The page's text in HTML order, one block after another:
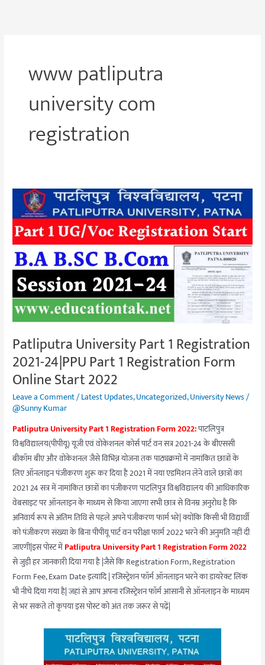
www patliputra
university com
registration
Patliputra University Part 1 Registration
2021-24|PPU Part 1 Registration Form
Online Start 2022
Leave a Comment/Latest Updates,Uncategorized,University News/
@Sunny Kumar
Patliputra University Part 1 Registration Form 2022:पाटलिपुत्र
विश्वविद्यालय(पीपीयू) यूजी एवं वोकेशनल कोर्स पार्ट वन सत्र 2021-24 के बीएससी
बीकॉम बीए और वोकेशनल जैसे विभिन्न योजना तक पाठ्यक्रमों में नामांकित छात्रों के
लिए ऑनलाइन पंजीकरण शुरू कर दिया है 2021 में नया एडमिशन लेने वाले छात्रों का
2021 24 सत्र में नामांकित छात्रों का पंजीकरण पाटलिपुत्र विश्वविद्यालय की आधिकारिक
वेबसाइट पर ऑनलाइन के माध्यम से किया जाएगा सभी छात्र से विनम्र अनुरोध है कि
अनिवार्य रूप से अंतिम तिथि से पहले अपने पंजीकरण फार्म भरे| क्योंकि किसी भी विद्यार्थी
को पंजीकरण संख्या के बिना पीपीयू पार्ट वन परीक्षा फार्म 2022 भरने की अनुमति नहीं दी
जाएगी|इस पोस्ट मेंPatliputra University Part 1 Registration Form 2022
से जुड़ी हर जानकारी दिया गया है |जैसे कि Registration Form, Registration
Form Fee, Exam Date इत्यादि | रजिस्ट्रेशन फॉर्म ऑनलाइन भरने का डायरेक्ट लिंक
भी नीचे दिया गया है| जहां से आप अपना रजिस्ट्रेशन फॉर्म आसानी से ऑनलाइन के माध्यम
से भर सकते तो कृपया इस पोस्ट को अंत तक जरूर से पढ़ें|
Patliputra
University
Part
1
Registration
2021-
24|PPU
Part
Form
Online
Start
2022